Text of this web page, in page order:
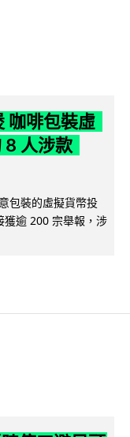
咖啡包裝虛
8 人涉款
包裝的虛擬貨幣投
逾 200 宗舉報，涉